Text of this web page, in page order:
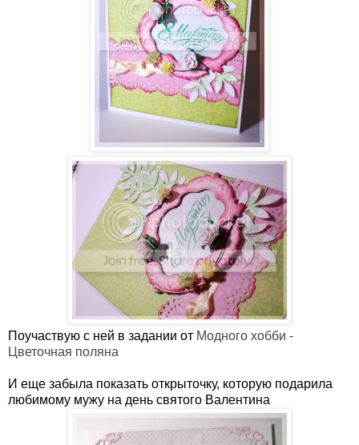
Поучаствую с ней в задании от Модного хобби -
Цветочная поляна
И еще забыла показать открыточку, которую подарила
любимому мужу на день святого Валентина